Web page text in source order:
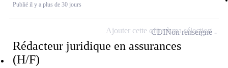
Publié il y a plus de 30 jours
Rédacteur juridique en assurances
(H/F)
CDINon renseigné
Ajouter cette offre à ma sélection